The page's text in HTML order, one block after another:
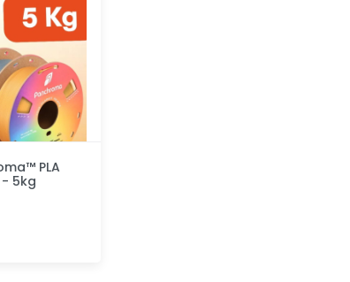
PLA
- 5kg